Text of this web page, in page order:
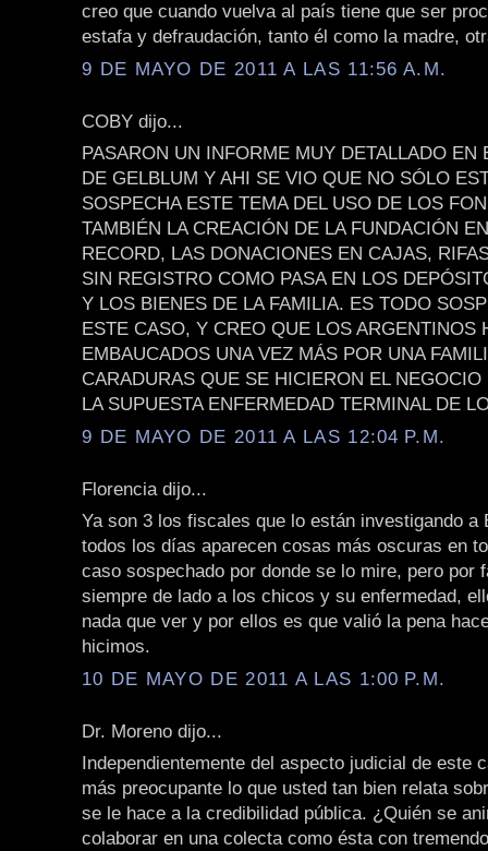
creo que cuando vuelva al país tiene que ser
estafa y defraudación, tanto él como la madre,
9 DE MAYO DE 2011 A LAS 11:56 A.M.
COBY dijo...
PASARON UN INFORME MUY DETALLADO EN
DE GELBLUM Y AHI SE VIO QUE NO SÓLO
SOSPECHA ESTE TEMA DEL USO DE LOS
TAMBIÉN LA CREACIÓN DE LA FUNDACIÓN
RECORD, LAS DONACIONES EN CAJAS,
SIN REGISTRO COMO PASA EN LOS
Y LOS BIENES DE LA FAMILIA. ES TODO
ESTE CASO, Y CREO QUE LOS ARGENTINOS
EMBAUCADOS UNA VEZ MÁS POR UNA
CARADURAS QUE SE HICIERON EL NEGOCIO
LA SUPUESTA ENFERMEDAD TERMINAL DE
9 DE MAYO DE 2011 A LAS 12:04 P.M.
Florencia dijo...
Ya son 3 los fiscales que lo están investigando a
todos los días aparecen cosas más oscuras en
caso sospechado por donde se lo mire, pero por
siempre de lado a los chicos y su enfermedad,
nada que ver y por ellos es que valió la pena
hicimos.
10 DE MAYO DE 2011 A LAS 1:00 P.M.
Dr. Moreno dijo...
Independientemente del aspecto judicial de este
más preocupante lo que usted tan bien relata
se le hace a la credibilidad pública. ¿Quién se
colaborar en una colecta como ésta con